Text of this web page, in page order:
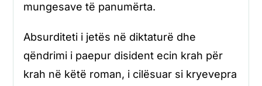
mungesave të panumërta.
Absurditeti i jetës në diktaturë dhe
qëndrimi i paepur disident ecin krah për
krah në këtë roman, i cilësuar si kryevepra